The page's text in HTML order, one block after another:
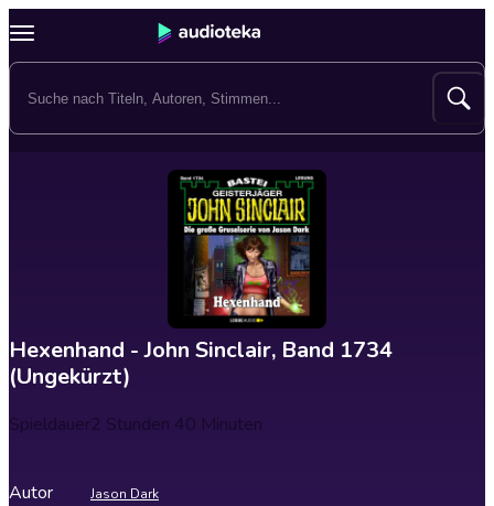
Hexenhand - John Sinclair, Band 1734
(Ungekürzt)
Spieldauer2 Stunden 40 Minuten
Autor Jason Dark